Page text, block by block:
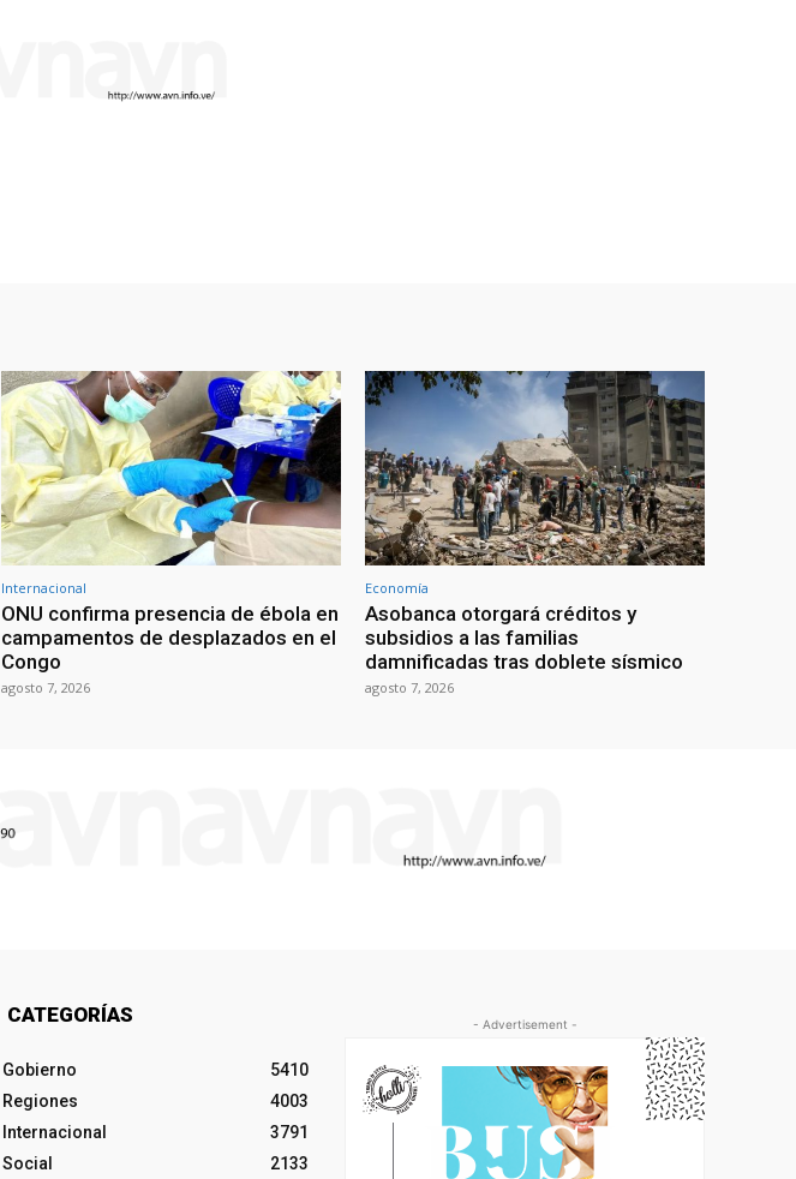
Internacional
ONU confirma presencia de ébola en
campamentos de desplazados en el
Congo
agosto 7, 2026
Economía
Asobanca otorgará créditos y
subsidios a las familias
damnificadas tras doblete sísmico
agosto 7, 2026
CATEGORÍAS
Gobierno
5410
Regiones
4003
Internacional
3791
Social
2133
- Advertisement -